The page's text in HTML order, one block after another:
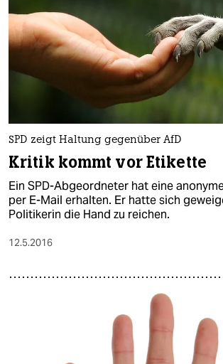
SPD zeigt Haltung gegenüber AfD
Kritik kommt vor Etikette
Ein SPD-Abgeordneter hat eine
per E-Mail erhalten. Er hatte sich
Politikerin die Hand zu reichen.
12.5.2016